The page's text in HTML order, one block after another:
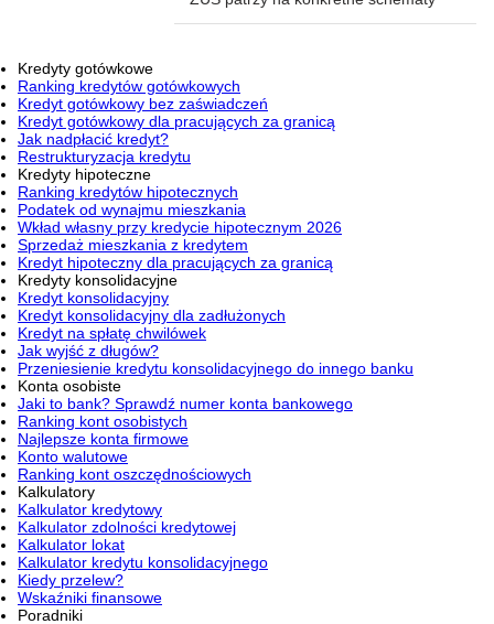
Kredyty gotówkowe
Ranking kredytów gotówkowych
Kredyt gotówkowy bez zaświadczeń
Kredyt gotówkowy dla pracujących za granicą
Jak nadpłacić kredyt?
Restrukturyzacja kredytu
Kredyty hipoteczne
Ranking kredytów hipotecznych
Podatek od wynajmu mieszkania
Wkład własny przy kredycie hipotecznym 2026
Sprzedaż mieszkania z kredytem
Kredyt hipoteczny dla pracujących za granicą
Kredyty konsolidacyjne
Kredyt konsolidacyjny
Kredyt konsolidacyjny dla zadłużonych
Kredyt na spłatę chwilówek
Jak wyjść z długów?
Przeniesienie kredytu konsolidacyjnego do innego banku
Konta osobiste
Jaki to bank? Sprawdź numer konta bankowego
Ranking kont osobistych
Najlepsze konta firmowe
Konto walutowe
Ranking kont oszczędnościowych
Kalkulatory
Kalkulator kredytowy
Kalkulator zdolności kredytowej
Kalkulator lokat
Kalkulator kredytu konsolidacyjnego
Kiedy przelew?
Wskaźniki finansowe
Poradniki